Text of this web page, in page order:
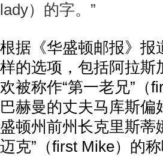
lady）的字。”
根据《华盛顿邮报》报
样的选项，包括阿拉斯
欢被称作“第一老兄”（
巴赫曼的丈夫马库斯偏
盛顿州前州长克里斯蒂
迈克”（first Mike）的称